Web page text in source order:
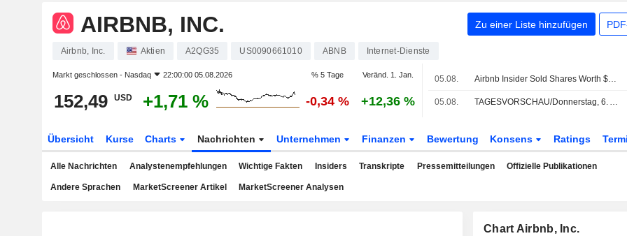
AIRBNB, INC. Zu einer Liste hinzufügen
Airbnb, Inc. Aktien A2QG35 US0090661010 ABNB Internet-Dienste
Markt geschlossen - Nasdaq 22:00:00 05.08.2026 % 5 Tage Veränd. 1. Jan.
152,49 USD +1,71 % -0,34 % +12,36 %
05.08. Airbnb Insider Sold Shares Worth $574,718, According to a Recent SEC Filing
05.08. TAGESVORSCHAU/Donnerstag, 6. August (vorläufige Fassung)
Übersicht Kurse Charts Nachrichten Unternehmen Finanzen Bewertung Konsens Ratings
Alle Nachrichten Analystenempfehlungen Wichtige Fakten Insiders Transkripte Pressemitteilungen Offizielle Publikationen
Andere Sprachen MarketScreener Artikel MarketScreener Analysen
Chart Airbnb, Inc.